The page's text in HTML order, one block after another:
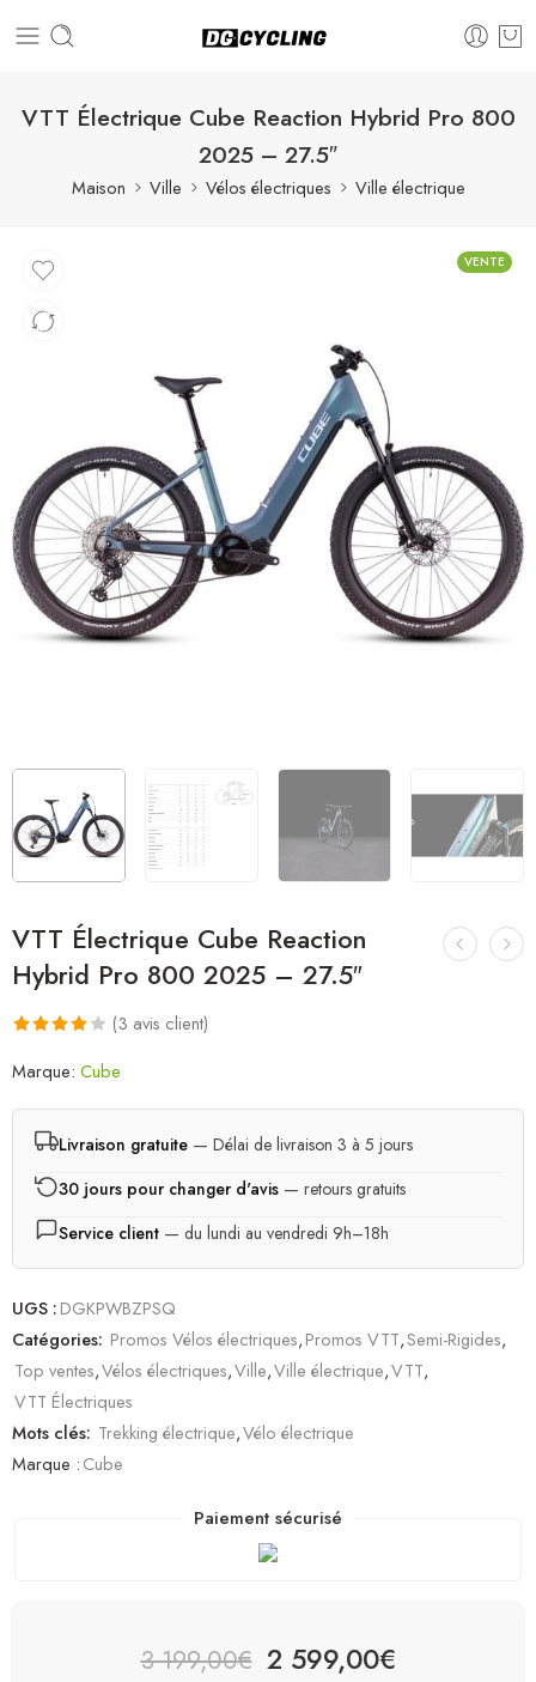
VTT Électrique Cube Reaction Hybrid Pro 800
2025 – 27.5″
Maison Ville Vélos électriques Ville électrique
VENTE
VTT Électrique Cube Reaction
Hybrid Pro 800 2025 – 27.5″
4.00sur
5 basé sur
notations
(3 avis client)
Marque: Cube
Livraison gratuite — Délai de livraison 3 à 5 jours
30 jours pour changer d'avis — retours gratuits
Service client — du lundi au vendredi 9h–18h
UGS :DGKPWBZPSQ
Catégories: Promos Vélos électriques,Promos VTT,Semi-Rigides,
Top ventes,Vélos électriques,Ville,Ville électrique,VTT,
VTT Électriques
Mots clés: Trekking électrique,Vélo électrique
Marque :Cube
Paiement sécurisé
3 199,00€ 2 599,00€